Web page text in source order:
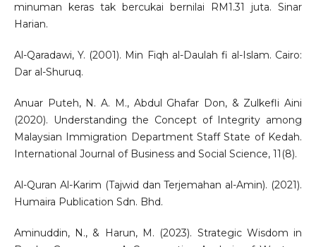
minuman keras tak bercukai bernilai RM1.31 juta. Sinar
Harian.
Al-Qaradawi, Y. (2001). Min Fiqh al-Daulah fi al-Islam. Cairo:
Dar al-Shuruq.
Anuar Puteh, N. A. M., Abdul Ghafar Don, & Zulkefli Aini
(2020). Understanding the Concept of Integrity among
Malaysian Immigration Department Staff State of Kedah.
International Journal of Business and Social Science, 11(8).
Al-Quran Al-Karim (Tajwid dan Terjemahan al-Amin). (2021).
Humaira Publication Sdn. Bhd.
Aminuddin, N., & Harun, M. (2023). Strategic Wisdom in